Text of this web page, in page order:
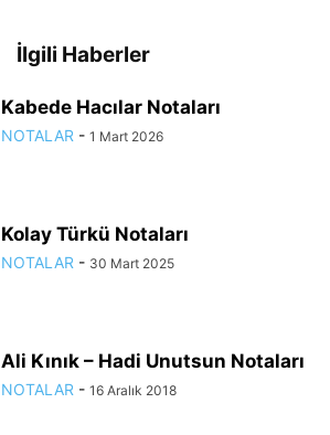
İlgili Haberler
Kabede Hacılar Notaları
NOTALAR - 1 Mart 2026
Kolay Türkü Notaları
NOTALAR - 30 Mart 2025
Ali Kınık – Hadi Unutsun Notaları
NOTALAR - 16 Aralık 2018